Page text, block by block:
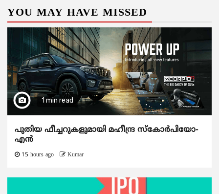
YOU MAY HAVE MISSED
1 min read
പുതിയ ഫീച്ചറുകളുമായി മഹീന്ദ്ര സ്കോർപിയോ-
എൻ
15 hours ago Kumar